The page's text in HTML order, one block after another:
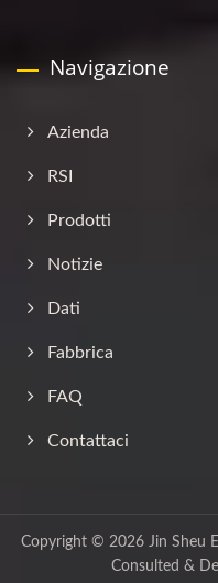
Navigazione
Azienda
RSI
Prodotti
Notizie
Dati
Fabbrica
FAQ
Contattaci
Copyright © 2026 Jin Sheu
Consulted &